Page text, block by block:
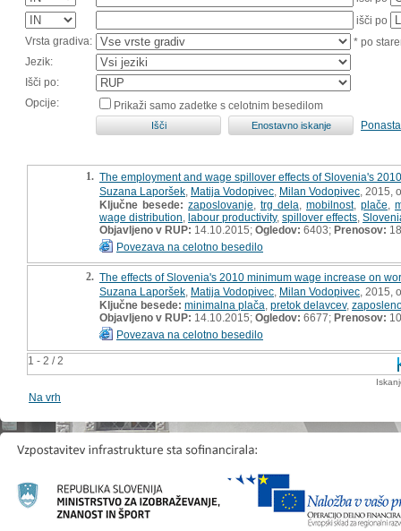
išči po
Vrsta gradiva:
* po
Jezik:
Išči po:
Opcije:
Prikaži samo zadetke s celotnim besedilom
1 - 2 / 2
1. The employment and wage spillover effects of Slovenia's
Suzana Laporšek Matija Vodopivec Milan Vodopivec ,
Ključne besede: zaposlovanje trg dela mobilnost, plače
wage distribution labour productivity, spillover effects
Objavljeno v RUP: 14.10.2015; Ogledov: 6403; Prenosov:
Povezava na celotno besedilo
2. The effects of Slovenia's 2010 minimum wage increase on
Suzana Laporšek Matija Vodopivec Milan Vodopivec ,
Ključne besede: minimalna plača pretok delavcev,
Objavljeno v RUP: 14.10.2015; Ogledov: 6677; Prenosov:
Povezava na celotno besedilo
Na vrh